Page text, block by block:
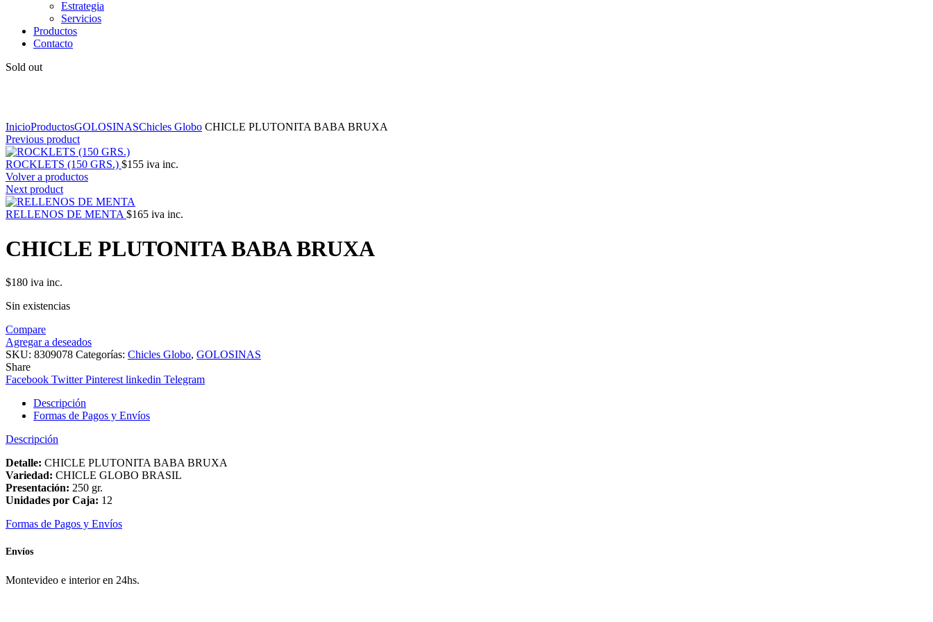
Estrategia
Servicios
Productos
Contacto
Sold out
InicioProductosGOLOSINASChicles Globo CHICLE PLUTONITA BABA BRUXA
Previous product
ROCKLETS (150 GRS.) $155 iva inc.
Volver a productos
Next product
RELLENOS DE MENTA$165 iva inc.
CHICLE PLUTONITA BABA BRUXA
$180 iva inc.
Sin existencias
Compare
Agregar a deseados
SKU: 8309078 Categorías: Chicles Globo, GOLOSINAS
Share
Facebook Twitter Pinterest linkedin Telegram
Descripción
Formas de Pagos y Envíos
Descripción
Detalle: CHICLE PLUTONITA BABA BRUXA
Variedad: CHICLE GLOBO BRASIL
Presentación: 250 gr.
Unidades por Caja: 12
Formas de Pagos y Envíos
Envíos
Montevideo e interior en 24hs.